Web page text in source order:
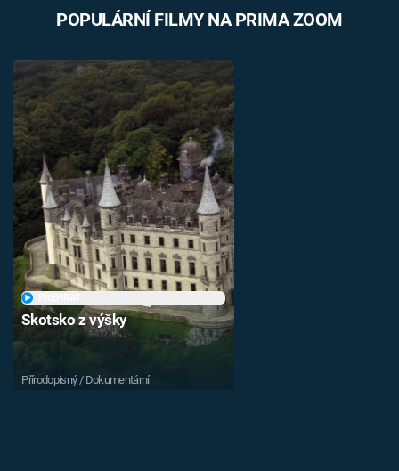
POPULÁRNÍ FILMY NA PRIMA ZOOM
Skotsko z výšky
Přírodopisný / Dokumentární